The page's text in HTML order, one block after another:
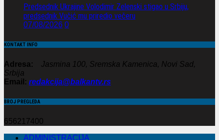
Predsednik Ukrajine Volodimir Zelenski stigao u Srbiju,
predsednik Vučić mu priredio večeru
07/08/2026 0
KONTAKT INFO
Adresa:
Jasmina 100, Sremska Kamenica, Novi Sad,
Srbija
Email: redakcija@balkantv.rs
BROJ PREGLEDA
656217400
ADMINISTRACIJA